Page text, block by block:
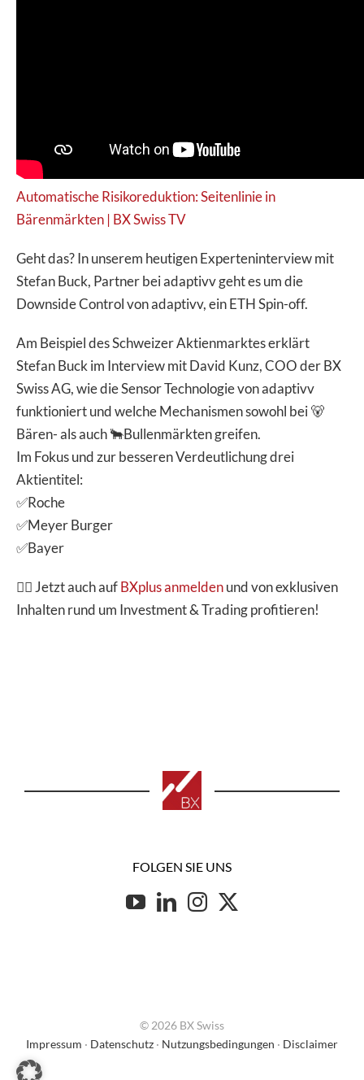
Automatische Risikoreduktion: Seitenlinie in
Bärenmärkten | BX Swiss TV
Geht das? In unserem heutigen Experteninterview mit
Stefan Buck, Partner bei adaptivv geht es um die
Downside Control von adaptivv, ein ETH Spin-off.
Am Beispiel des Schweizer Aktienmarktes erklärt
Stefan Buck im Interview mit David Kunz, COO der BX
Swiss AG, wie die Sensor Technologie von adaptivv
funktioniert und welche Mechanismen sowohl bei 🐻
Bären- als auch 🐂Bullenmärkten greifen.
Im Fokus und zur besseren Verdeutlichung drei
Aktientitel:
✅Roche
✅Meyer Burger
✅Bayer
👉🏽 Jetzt auch aufBXplus anmeldenund von exklusiven
Inhalten rund um Investment & Trading profitieren!
FOLGEN SIE UNS
© 2026 BX Swiss
Impressum · Datenschutz · Nutzungsbedingungen · Disclaimer